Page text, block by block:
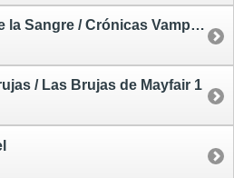
La Comunidad de la Sangre / Crónicas Vampíricas 13
/ Las Brujas de Mayfair 1